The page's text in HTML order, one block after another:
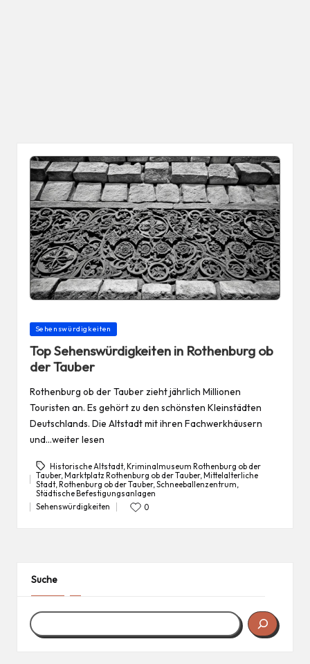
Posted
Sehenswürdigkeiten
Top Sehenswürdigkeiten in Rothenburg ob
der Tauber
Rothenburg ob der Tauber zieht jährlich Millionen
Touristen an. Es gehört zu den schönsten Kleinstädten
Deutschlands. Die Altstadt mit ihren Fachwerkhäusern
und…weiter lesen
Tags:
Historische Altstadt, Kriminalmuseum Rothenburg ob der
Tauber, Marktplatz Rothenburg ob der Tauber, Mittelalterliche
Stadt, Rothenburg ob der Tauber, Schneeballenzentrum
Städtische Befestigungsanlagen
Posted
Sehenswürdigkeiten 0
Suche